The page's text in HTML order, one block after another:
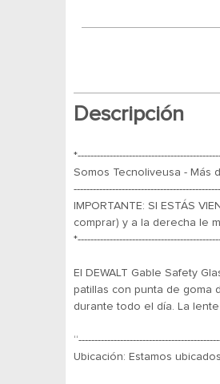
Descripción
Somos Tecnoliveusa - Más
IMPORTANTE: SI ESTÁS
comprar) y a la derecha le
El DEWALT Gable Safety
patillas con punta de goma
durante todo el día. La
Ubicación: Estamos